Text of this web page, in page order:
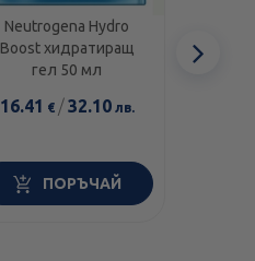
Neutrogena Hydro
Boost хидратиращ
гел 50 мл
16.41 € /32.10лв.
ПОРЪЧАЙ